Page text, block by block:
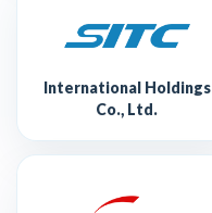
International Holdings
Co., Ltd.